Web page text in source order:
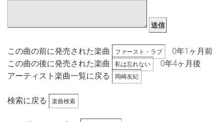
送信
この曲の前に発売された楽曲 ファースト・ラブ
0年1ヶ月前
この曲の後に発売された楽曲
私は忘れない
0年4ヶ月後
アーティスト楽曲一覧に戻る
岡崎友紀
検索に戻る 楽曲検索